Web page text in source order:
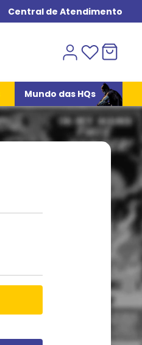
Central de Atendimento
Mundo das HQs